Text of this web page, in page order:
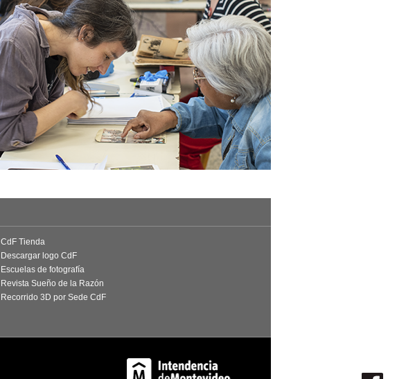
CdF Tienda
Descargar logo CdF
Escuelas de fotografía
Revista Sueño de la Razón
Recorrido 3D por Sede CdF